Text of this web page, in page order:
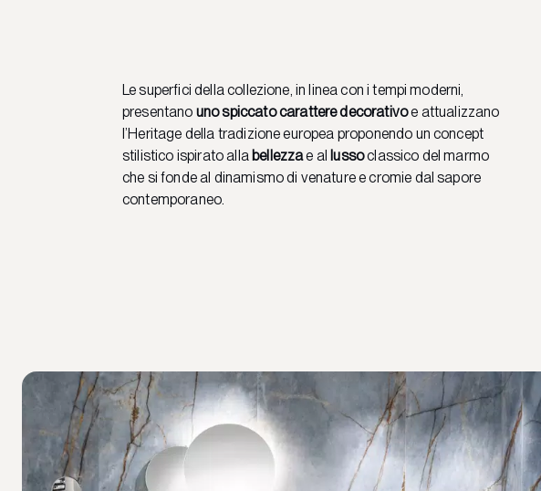
Le superfici della collezione, in linea con i tempi moderni,
presentano uno spiccato carattere decorativoe attualizzano
l’Heritage della tradizione europea proponendo un concept
stilistico ispirato alla bellezzae al lussoclassico del marmo
che si fonde al dinamismo di venature e cromie dal sapore
contemporaneo.